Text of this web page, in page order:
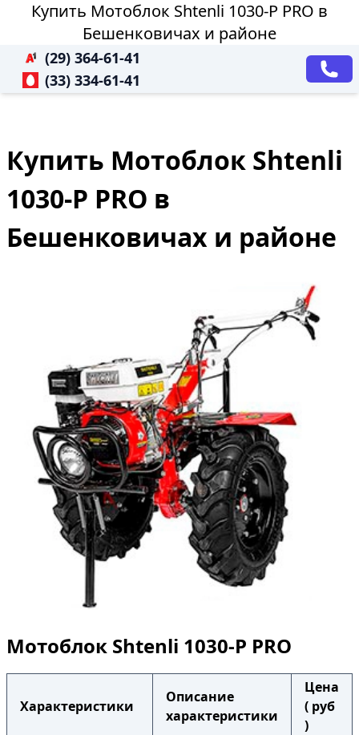
Купить Мотоблок Shtenli 1030-P PRO в
Бешенковичах и районе
(29) 364-61-41
(33) 334-61-41
Купить Мотоблок Shtenli
1030-P PRO в
Бешенковичах и районе
Мотоблок Shtenli 1030-P PRO
Характеристики
Описание
характеристики
Цена
( руб
)